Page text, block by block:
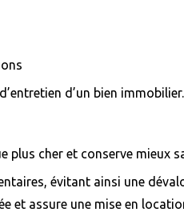
d’un bien immobilier.
plus cher et conserve mieux
évitant ainsi une
et assure une mise en